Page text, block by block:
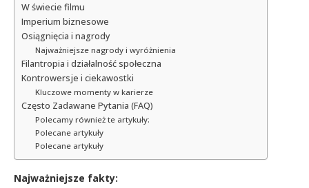
W świecie filmu
Imperium biznesowe
Osiągnięcia i nagrody
Najważniejsze nagrody i wyróżnienia
Filantropia i działalność społeczna
Kontrowersje i ciekawostki
Kluczowe momenty w karierze
Często Zadawane Pytania (FAQ)
Polecamy również te artykuły:
Polecane artykuły
Polecane artykuły
Najważniejsze fakty: